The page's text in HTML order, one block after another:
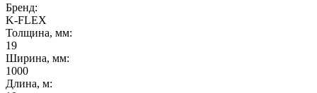
Бренд:
K-FLEX
Толщина, мм:
19
Ширина, мм:
1000
Длина, м: